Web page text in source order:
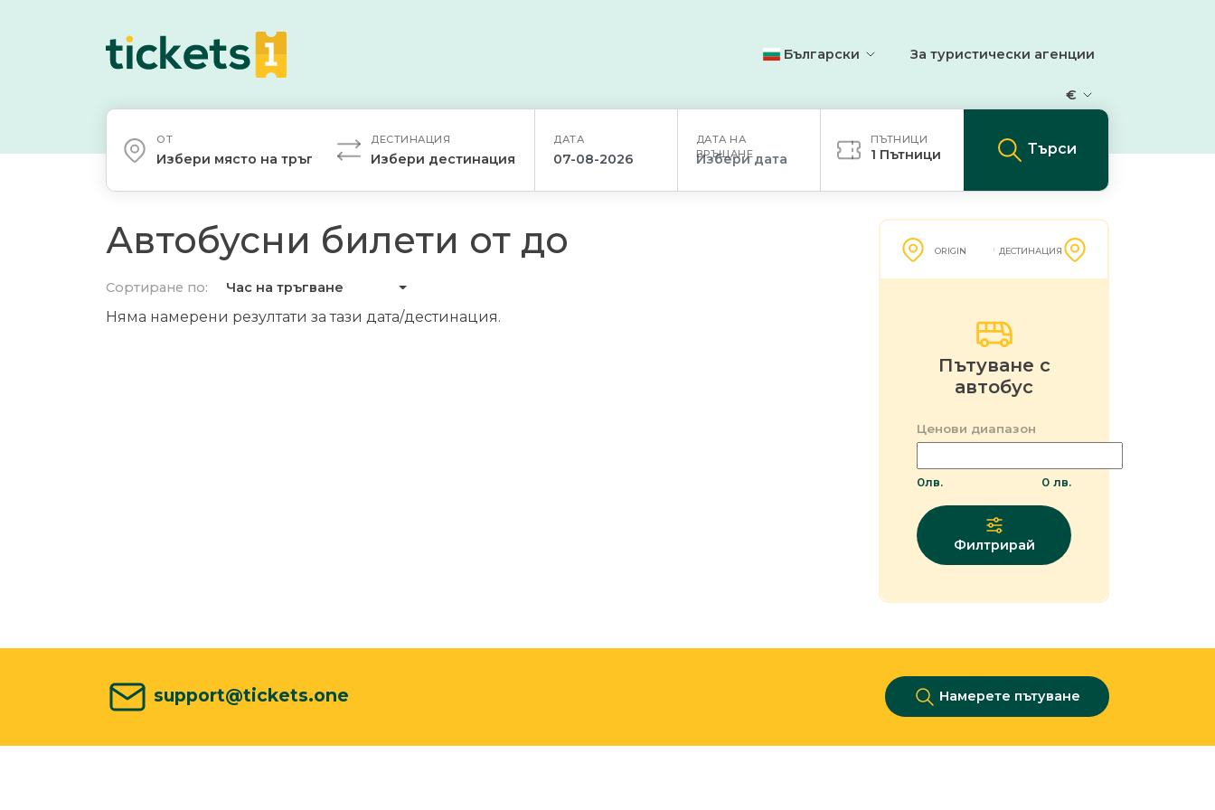
Български За туристически агенции
€
ОТ
Избери място на тръгване
ДЕСТИНАЦИЯ
Избери дестинация
ДАТА
ДАТА НА
ВРЪЩАНЕ
ПЪТНИЦИ
1 Пътници Търси
Автобусни билети от до
Сортиране по: Час на тръгване
Няма намерени резултати за тази дата/дестинация.
ORIGIN ДЕСТИНАЦИЯ
Пътуване с
автобус
Ценови диапазон
0лв. 0 лв.
Филтрирай
support@tickets.one Намерете пътуване